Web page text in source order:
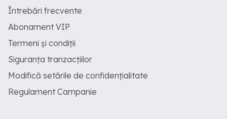
Întrebări frecvente
Abonament VIP
Termeni și condiții
Siguranța tranzacțiilor
Modifică setările de confidențialitate
Regulament Campanie